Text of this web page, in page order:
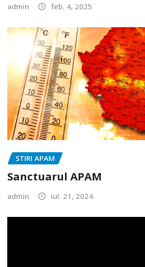
admin feb. 4, 2025
STIRI APAM
Sanctuarul APAM
admin iul. 21, 2024